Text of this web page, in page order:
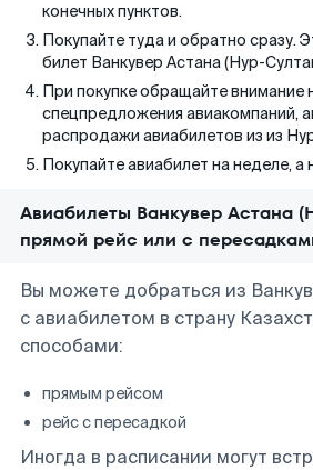
конечных пунктов.
Покупайте туда и обратно сразу.
билет Ванкувер Астана (Нур-
При покупке обращайте внимание
спецпредложения авиакомпаний,
распродажи авиабилетов из из
Покупайте авиабилет на неделе, а
Авиабилеты Ванкувер Астана
прямой рейс или с
Вы можете добраться из
с авиабилетом в страну
способами:
прямым рейсом
рейс с пересадкой
Иногда в расписании могут